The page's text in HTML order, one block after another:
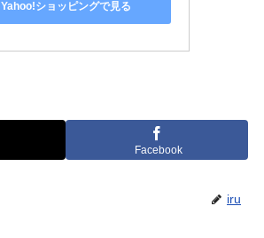
Yahoo!ショッピングで見る
Facebook
iru